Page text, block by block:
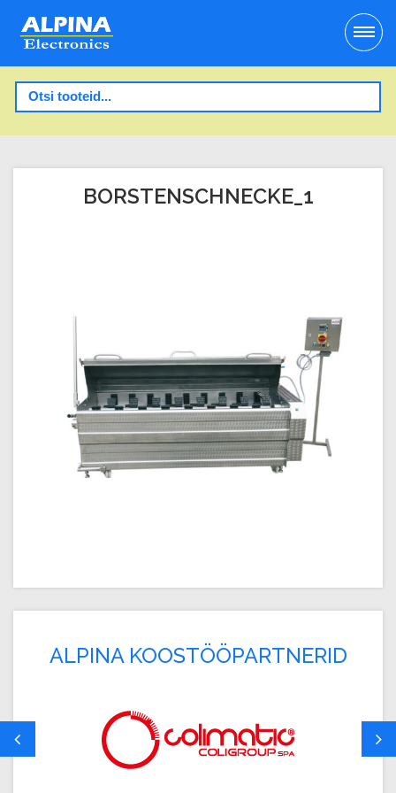
BORSTENSCHNECKE_1
ALPINA KOOSTÖÖPARTNERID